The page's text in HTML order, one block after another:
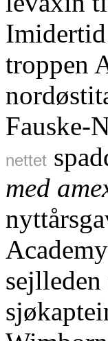
troppen
nettet
med